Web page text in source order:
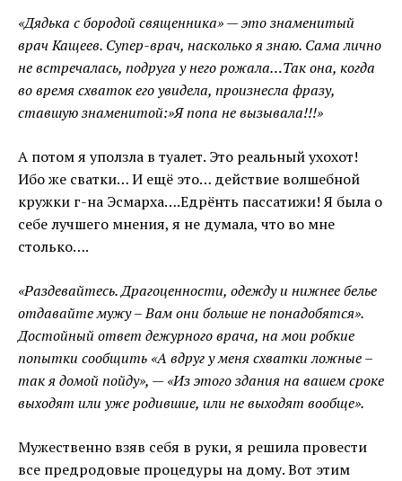
«Дядька с бородой священника» — это знаменитый
врач Кащеев. Супер-врач, насколько я знаю. Сама лично
не встречалась, подруга у него рожала…Так она, когда
во время схваток его увидела, произнесла фразу,
ставшую знаменитой:»Я попа не вызывала!!!»
А потом я уползла в туалет. Это реальный ухохот!
Ибо же сватки… И ещё это… действие волшебной
кружки г-на Эсмарха….Едрёнть пассатижи! Я была о
себе лучшего мнения, я не думала, что во мне
столько….
«Раздевайтесь. Драгоценности, одежду и нижнее белье
отдавайте мужу – Вам они больше не понадобятся».
Достойный ответ дежурного врача, на мои робкие
попытки сообщить «А вдруг у меня схватки ложные –
так я домой пойду», — «Из этого здания на вашем сроке
выходят или уже родившие, или не выходят вообще».
Мужественно взяв себя в руки, я решила провести
все предродовые процедуры на дому. Вот этим